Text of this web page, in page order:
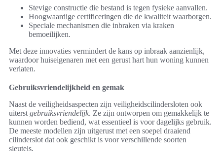
Stevige constructie die bestand is tegen fysieke aanvallen.
Hoogwaardige certificeringen die de kwaliteit waarborgen.
Speciale mechanismen die inbraken via kraken
bemoeilijken.
Met deze innovaties vermindert de kans op inbraak aanzienlijk,
waardoor huiseigenaren met een gerust hart hun woning kunnen
verlaten.
Gebruiksvriendelijkheid en gemak
Naast de veiligheidsaspecten zijn veiligheidscilindersloten ook
uiterst gebruiksvriendelijk. Ze zijn ontworpen om gemakkelijk te
kunnen worden bediend, wat essentieel is voor dagelijks gebruik.
De meeste modellen zijn uitgerust met een soepel draaiend
cilinderslot dat ook geschikt is voor verschillende soorten
sleutels.